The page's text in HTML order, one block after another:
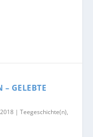
– GELEBTE
|Teegeschichte(n),